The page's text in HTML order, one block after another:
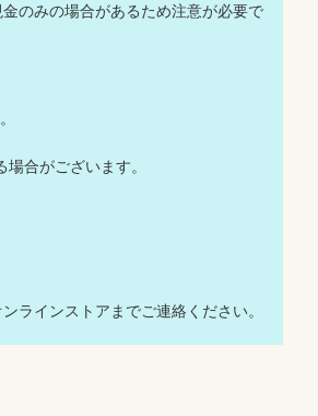
のみの場合があるため注意が必要で
合がございます。
ラインストアまでご連絡ください。